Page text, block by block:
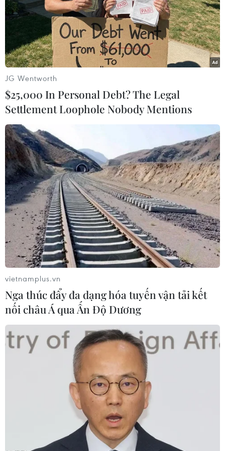
Syria đánh giá thiệt hại sau cuộc tấn công
của Mỹ, Anh, Pháp
14/04/2018 04:12
Theo Reuters, ngày 14/3, một quan chức thân chính
quyền Tổng thống Syria Bashar al-Assad cho biết
Damascus đang đánh giá thiệt hại sau cuộc tấn công
của Mỹ, Anh, Pháp.
Đại sứ Syria kêu gọi phản đối chiến dịch
tấn công của Mỹ
Đại sứ Syria tại Trung Quốc Imad Moustapha cho biết
JG Wentworth
$25,000 In Personal Debt? The Legal
Settlement Loophole Nobody Mentions
vietnamplus.vn
Nga thúc đẩy đa dạng hóa tuyến vận tải kết
nối châu Á qua Ấn Độ Dương